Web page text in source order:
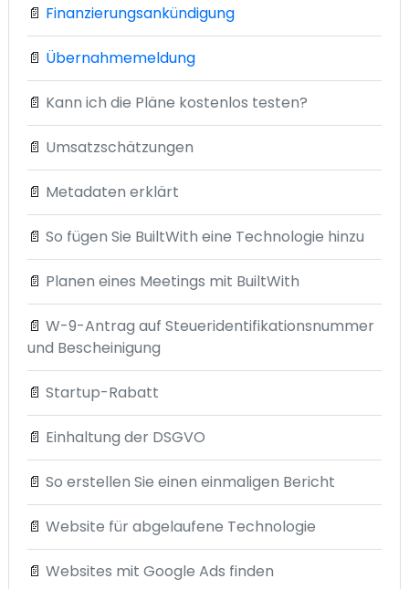
📄 Finanzierungsankündigung
📄 Übernahmemeldung
📄 Kann ich die Pläne kostenlos testen?
📄 Umsatzschätzungen
📄 Metadaten erklärt
📄 So fügen Sie BuiltWith eine Technologie hinzu
📄 Planen eines Meetings mit BuiltWith
📄 W-9-Antrag auf Steueridentifikationsnummer
und Bescheinigung
📄 Startup-Rabatt
📄 Einhaltung der DSGVO
📄 So erstellen Sie einen einmaligen Bericht
📄 Website für abgelaufene Technologie
📄 Websites mit Google Ads finden